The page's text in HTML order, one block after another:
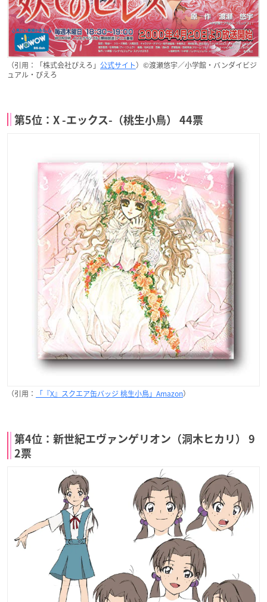
（引用：「株式会社ぴえろ」 公式サイト）©渡瀬悠宇／小学館・バンダイビジ
ュアル・ぴえろ
第5位：X -エックス-（桃生小鳥） 44票
（引用： 「『X』スクエア缶バッジ 桃生小鳥」Amazon）
第4位：新世紀エヴァンゲリオン（洞木ヒカリ） 9
2票